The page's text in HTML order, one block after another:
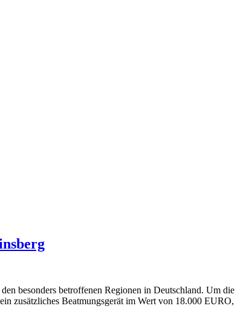
besonders betroffenen Regionen in Deutschland. Um die
zusätzliches Beatmungsgerät im Wert von 18.000 EURO,